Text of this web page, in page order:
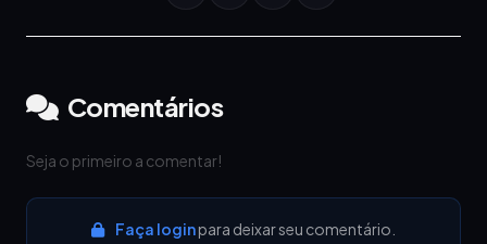
Comentários
Seja o primeiro a comentar!
Faça loginpara deixar seu comentário.